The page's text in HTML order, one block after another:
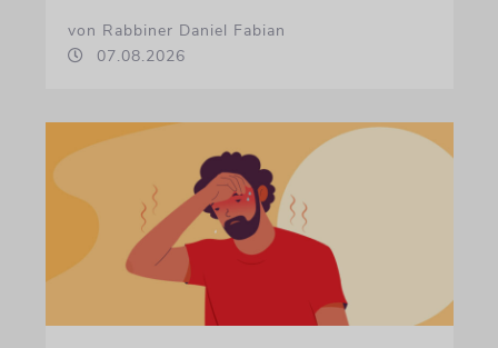
von Rabbiner Daniel Fabian
07.08.2026